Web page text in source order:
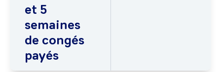
et 5
semaines
de congés
payés